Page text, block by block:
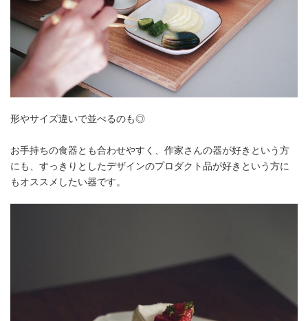
形やサイズ違いで並べるのも◎
お手持ちの食器とも合わせやすく、作家さんの器が好きという方
にも、すっきりとしたデザインのプロダクト品が好きという方に
もオススメしたい器です。